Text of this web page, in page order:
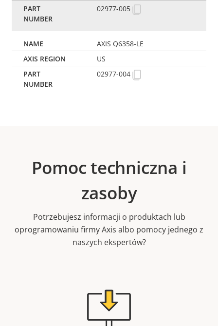
02977-005
AXIS Q6358-LE
US
02977-004
Pomoc techniczna i
zasoby
Potrzebujesz informacji o produktach lub
oprogramowaniu firmy Axis albo pomocy jednego z
naszych ekspertów?